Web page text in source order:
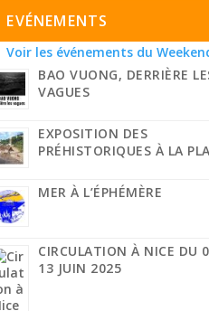
EVÉNEMENTS
Voir les événements du
BAO VUONG, DERRIÈRE
VAGUES
EXPOSITION DES
PRÉHISTORIQUES À LA
MER À L’ÉPHÉMÈRE
CIRCULATION À NICE DU
13 JUIN 2025